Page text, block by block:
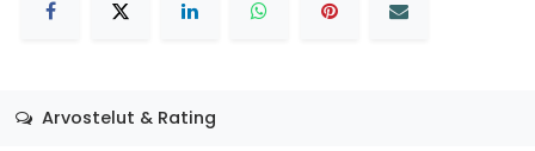
Arvostelut & Rating